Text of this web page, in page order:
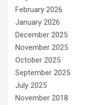
February 2026
January 2026
December 2025
November 2025
October 2025
September 2025
July 2025
November 2018